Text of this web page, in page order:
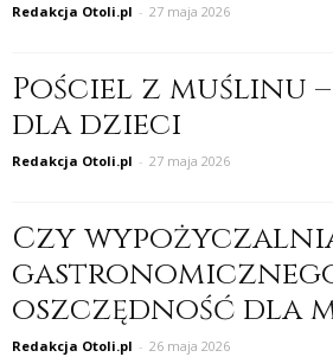
Redakcja Otoli.pl - 27 maja 2026
Pościel z muślinu
dla dzieci
Redakcja Otoli.pl - 27 maja 2026
Czy
oszczędność dla
Redakcja Otoli.pl - 26 maja 2026